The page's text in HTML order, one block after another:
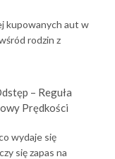
kupowanych aut w
rodzin z
– Reguła
Prędkości
wydaje się
się zapas na